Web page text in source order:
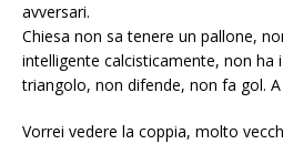
avversari.
Chiesa non sa tenere un pallone,
intelligente calcisticamente, non ha
triangolo, non difende, non fa gol. A
Vorrei vedere la coppia, molto